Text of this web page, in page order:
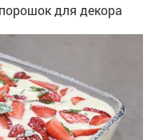
для декора